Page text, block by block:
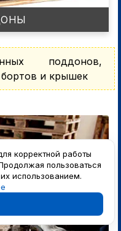
поддонов,
и крышек
корректной работы
пользоваться
использованием.